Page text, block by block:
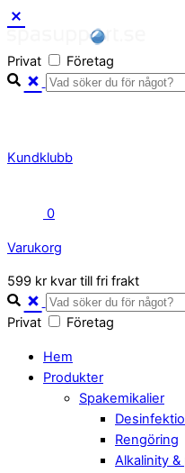
to
content
Privat Företag
Kundklubb
0
Varukorg
Close
Cart
599 kr kvar till fri frakt
Privat Företag
Hem
Produkter
Spakemikalier
Rengöring
Alkalinity &